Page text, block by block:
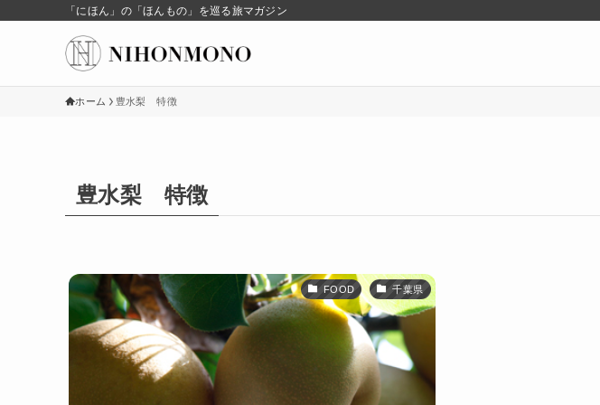
「にほん」の「ほんもの」を巡る旅マガジン
ホーム 豊水梨 特徴
豊水梨 特徴
FOOD 千葉県